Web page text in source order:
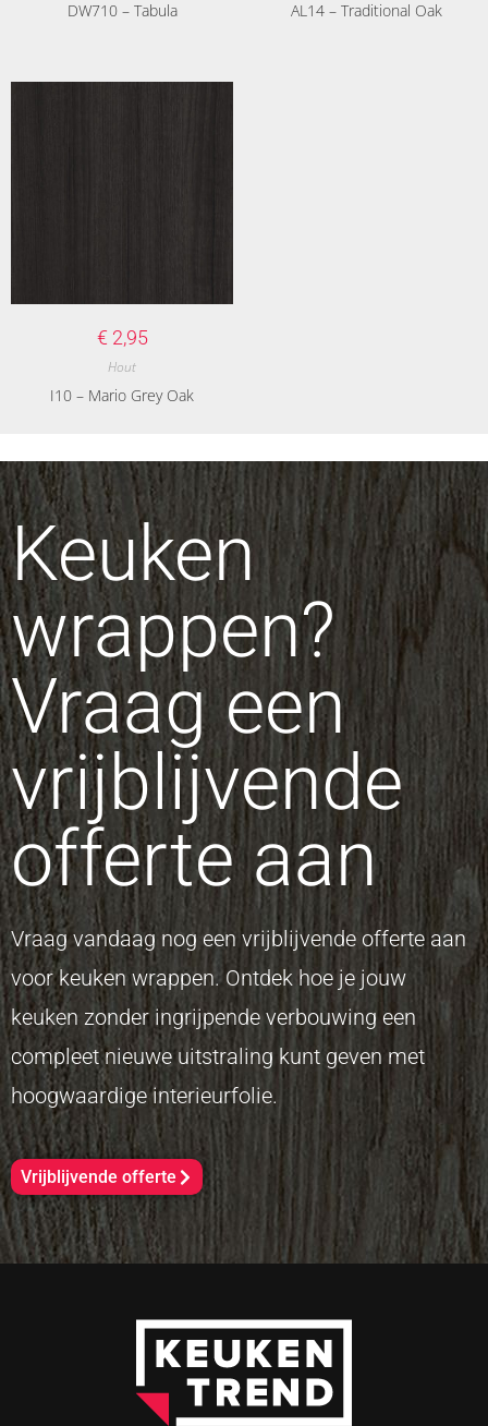
DW710 – Tabula AL14 – Traditional Oak
€ 2,95
Hout
I10 – Mario Grey Oak
Keuken
wrappen?
Vraag een
vrijblijvende
offerte aan
Vraag vandaag nog een vrijblijvende offerte aan
voor keuken wrappen. Ontdek hoe je jouw
keuken zonder ingrijpende verbouwing een
compleet nieuwe uitstraling kunt geven met
hoogwaardige interieurfolie.
Vrijblijvende offerte